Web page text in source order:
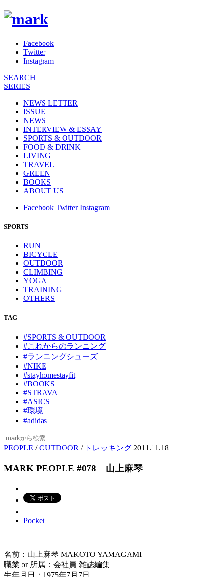
Facebook
Twitter
Instagram
SEARCH
SERIES
NEWS LETTER
ISSUE
NEWS
INTERVIEW & ESSAY
SPORTS & OUTDOOR
FOOD & DRINK
LIVING
TRAVEL
GREEN
BOOKS
ABOUT US
Facebook Twitter Instagram
SPORTS
RUN
BICYCLE
OUTDOOR
CLIMBING
YOGA
TRAINING
OTHERS
TAG
#SPORTS & OUTDOOR
#これからのランニング
#ランニングシューズ
#NIKE
#stayhomestayfit
#BOOKS
#STRAVA
#ASICS
#環境
#adidas
PEOPLE /OUTDOOR / トレッキング 2011.11.18
MARK PEOPLE #078 山上麻琴
Pocket
名前：山上麻琴 MAKOTO YAMAGAMI
職業 or 所属：会社員 雑誌編集
生年月日：1975年7月7日